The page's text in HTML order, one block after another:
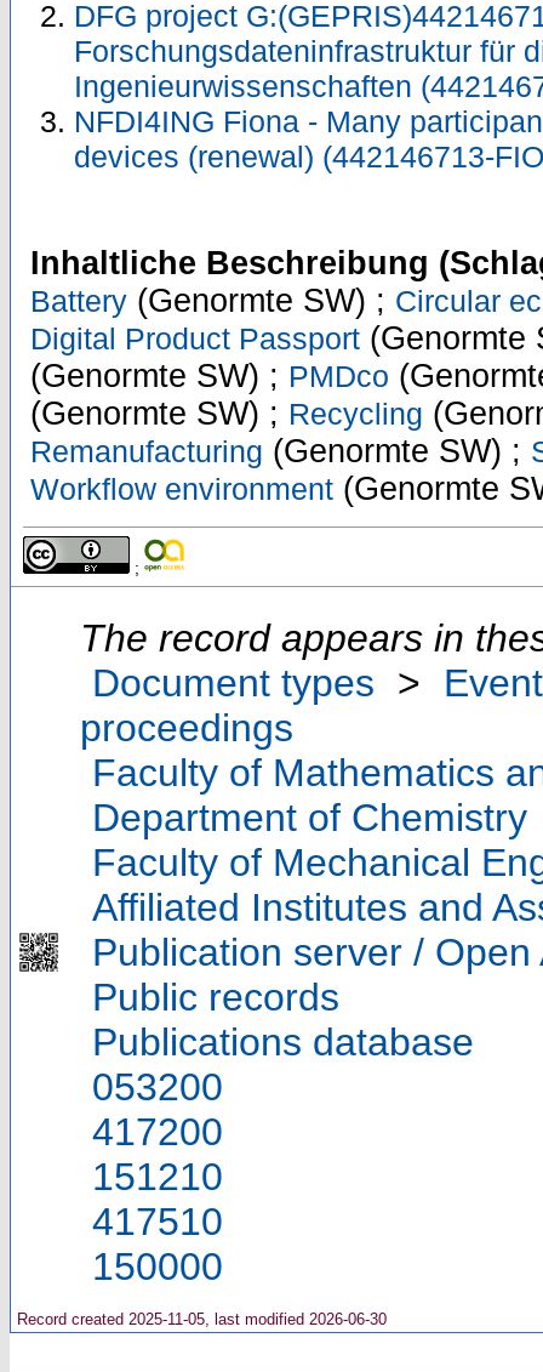
DFG project
Forschungsdateninfrastruktur für
Ingenieurwissenschaften
NFDI4ING Fiona - Many
devices (renewal) (442146713-
Inhaltliche Beschreibung
Battery (Genormte SW) ; Circular
Digital Product Passport (Genormte
(Genormte SW) ; PMDco
(Genormte SW) ; Recycling
Remanufacturing (Genormte SW) ;
Workflow environment (Genormte
;
The record appears in
Document types >
proceedings
Faculty of Mathematics
Department of Chemistry
Faculty of Mechanical
Affiliated Institutes and
Publication server / Open
Public records
Publications database
053200
417200
151210
417510
150000
Record created 2025-11-05, last modified 2026-06-30